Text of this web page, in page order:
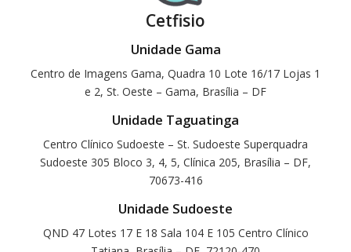
Cetfisio
Unidade Gama
Centro de Imagens Gama, Quadra 10 Lote 16/17 Lojas 1
e 2, St. Oeste – Gama, Brasília – DF
Unidade Taguatinga
Centro Clínico Sudoeste – St. Sudoeste Superquadra
Sudoeste 305 Bloco 3, 4, 5, Clínica 205, Brasília – DF,
70673-416
Unidade Sudoeste
QND 47 Lotes 17 E 18 Sala 104 E 105 Centro Clínico